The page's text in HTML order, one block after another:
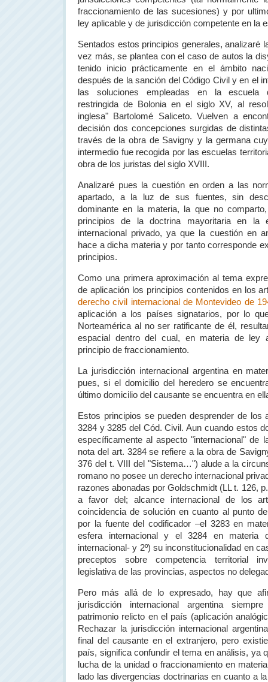
fraccionamiento de las sucesiones) y por
ley aplicable y de jurisdicción competente en la
Sentados estos principios generales, analizaré
vez más, se plantea con el caso de autos la
tenido inicio prácticamente en el ámbito
después de la sanción del Código Civil y en el
las soluciones empleadas en la escuela
restringida de Bolonia en el siglo XV, al
inglesa" Bartolomé Saliceto. Vuelven a
decisión dos concepciones surgidas de
través de la obra de Savigny y la germana
intermedio fue recogida por las escuelas
obra de los juristas del siglo XVIII.
Analizaré pues la cuestión en orden a las
apartado, a la luz de sus fuentes, sin
dominante en la materia, la que no
principios de la doctrina mayoritaria en la
internacional privado, ya que la cuestión en
hace a dicha materia y por tanto corresponde
principios.
Como una primera aproximación al tema
de aplicación los principios contenidos en los
derecho civil internacional de Montevideo de
aplicación a los países signatarios, por lo
Norteamérica al no ser ratificante de él,
espacial dentro del cual, en materia de ley
principio de fraccionamiento.
La jurisdicción internacional argentina en
pues, si el domicilio del heredero se
último domicilio del causante se encuentra en
Estos principios se pueden desprender de los
3284 y 3285 del Cód. Civil. Aun cuando estos
específicamente al aspecto "internacional" de
nota del art. 3284 se refiere a la obra de
376 del t. VIII del "Sistema…") alude a la
romano no posee un derecho internacional
razones abonadas por Goldschmidt (LL t. 126,
a favor del; alcance internacional de los
coincidencia de solución en cuanto al punto
por la fuente del codificador –el 3283 en
esfera internacional y el 3284 en materia
internacional- y 2º) su inconstitucionalidad en
preceptos sobre competencia territorial
legislativa de las provincias, aspectos no
Pero más allá de lo expresado, hay que
jurisdicción internacional argentina
patrimonio relicto en el país (aplicación
Rechazar la jurisdicción internacional
final del causante en el extranjero, pero
país, significa confundir el tema en análisis, ya
lucha de la unidad o fraccionamiento en
lado las divergencias doctrinarias en cuanto a